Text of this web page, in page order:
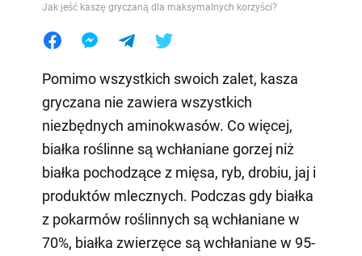
Jak jeść kaszę gryczaną dla maksymalnych korzyści?
Pomimo wszystkich swoich zalet, kasza
gryczana nie zawiera wszystkich
niezbędnych aminokwasów. Co więcej,
białka roślinne są wchłaniane gorzej niż
białka pochodzące z mięsa, ryb, drobiu, jaj i
produktów mlecznych. Podczas gdy białka
z pokarmów roślinnych są wchłaniane w
70%, białka zwierzęce są wchłaniane w 95-